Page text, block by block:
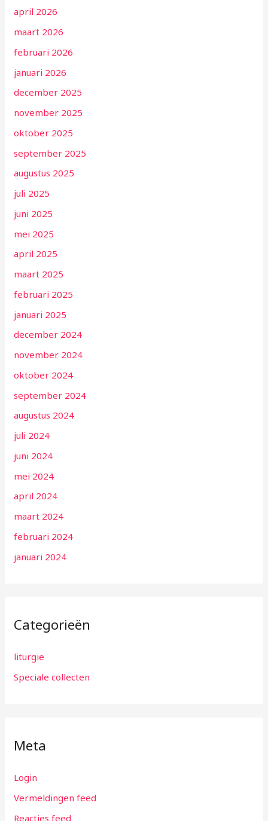
april 2026
maart 2026
februari 2026
januari 2026
december 2025
november 2025
oktober 2025
september 2025
augustus 2025
juli 2025
juni 2025
mei 2025
april 2025
maart 2025
februari 2025
januari 2025
december 2024
november 2024
oktober 2024
september 2024
augustus 2024
juli 2024
juni 2024
mei 2024
april 2024
maart 2024
februari 2024
januari 2024
Categorieën
liturgie
Speciale collecten
Meta
Login
Vermeldingen feed
Reacties feed